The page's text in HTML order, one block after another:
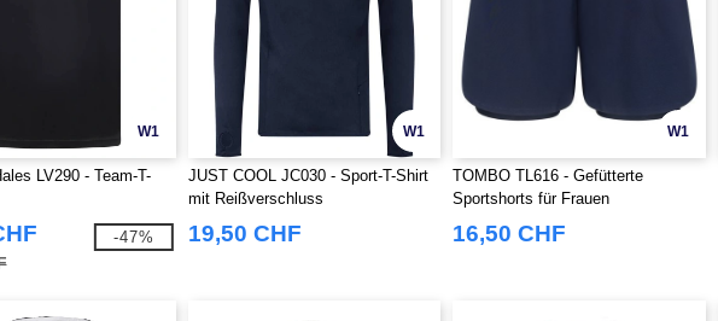
W1
LV290 - Team-T-
-47%
W1
JUST COOL JC030 - Sport-T-Shirt
mit Reißverschluss
19,50 CHF
W1
TOMBO TL616 - Gefütterte
Sportshorts für Frauen
16,50 CHF